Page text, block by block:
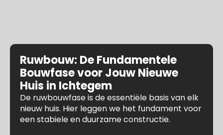
Ruwbouw: De Fundamentele
Bouwfase voor Jouw Nieuwe
Huis in Ichtegem
De ruwbouwfase is de essentiële basis van elk
nieuw huis. Hier leggen we het fundament voor
een stabiele en duurzame constructie.